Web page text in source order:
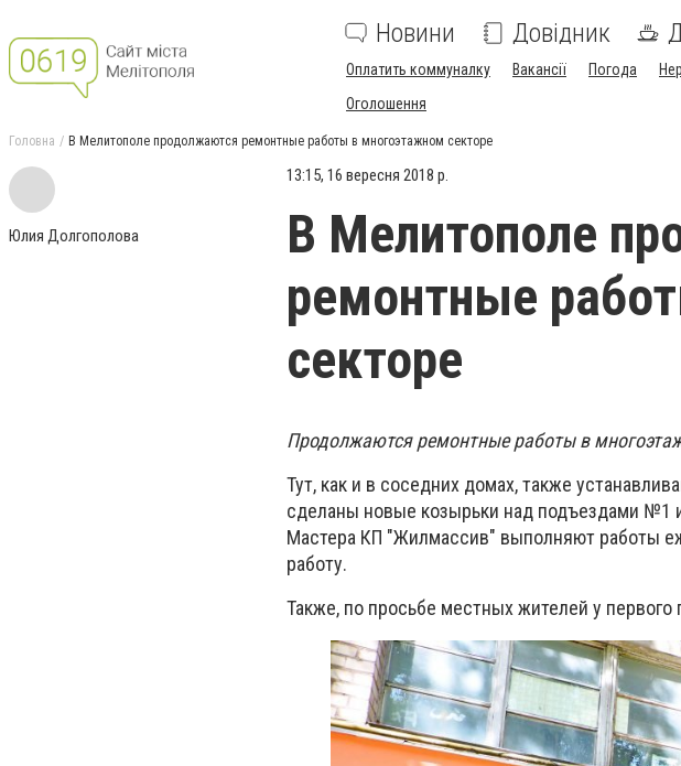
Новини Довідник
Оплатить коммуналку Вакансії Погода
Оголошення
Головна В Мелитополе продолжаются ремонтные работы в многоэтажном секторе
Юлия Долгополова
13:15, 16 вересня 2018 р.
В Мелитополе
ремонтные
секторе
Продолжаются ремонтные работы в
Тут, как и в соседних домах, также
сделаны новые козырьки над подъездами №1
Мастера КП "Жилмассив" выполняют работы
работу.
Также, по просьбе местных жителей у